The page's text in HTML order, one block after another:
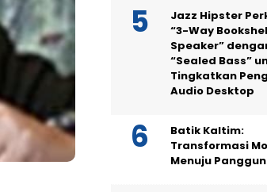
Jazz Hipster
“3-Way
Speaker”
“Sealed Bass”
Tingkatkan
Audio Desktop
Batik Kaltim:
Transformasi
Menuju